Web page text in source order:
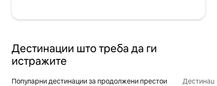
Дестинации што треба да ги
истражите
Популарни дестинации за продолжени престои